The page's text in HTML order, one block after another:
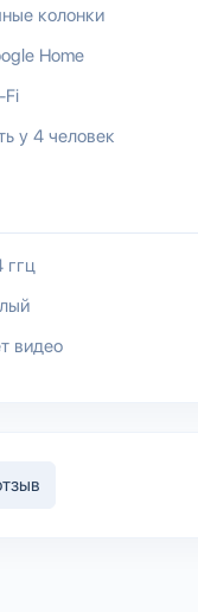
колонки
Home
Fi
у 4 человек
ггц
видео